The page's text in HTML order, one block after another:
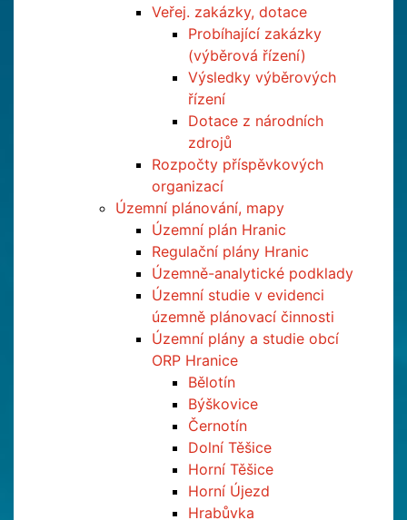
Veřej. zakázky, dotace
Probíhající zakázky
(výběrová řízení)
Výsledky výběrových
řízení
Dotace z národních
zdrojů
Rozpočty příspěvkových
organizací
Územní plánování, mapy
Územní plán Hranic
Regulační plány Hranic
Územně-analytické podklady
Územní studie v evidenci
územně plánovací činnosti
Územní plány a studie obcí
ORP Hranice
Bělotín
Býškovice
Černotín
Dolní Těšice
Horní Těšice
Horní Újezd
Hrabůvka